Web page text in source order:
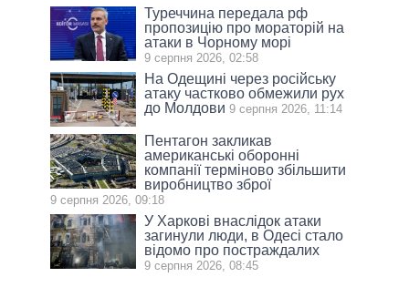
Туреччина передала рф
пропозицію про мораторій на
атаки в Чорному морі
9 серпня 2026, 02:58
На Одещині через російську
атаку частково обмежили рух
до Молдови 9 серпня 2026, 11:14
Пентагон закликав
американські оборонні
компанії терміново збільшити
виробництво зброї
9 серпня 2026, 09:18
У Харкові внаслідок атаки
загинули люди, в Одесі стало
відомо про постраждалих
9 серпня 2026, 08:45